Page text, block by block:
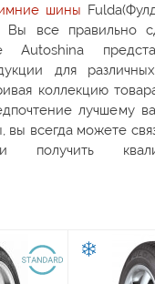
шины
Вы все правильно
Autoshina
для
коллекцию
лучшему
вы всегда можете
получить